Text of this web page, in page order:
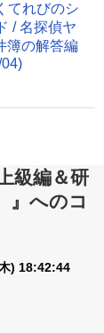
てれびのシ
/ 名探偵ヤ
簿の解答編
級編＆研
』へのコ
) 18:42:44